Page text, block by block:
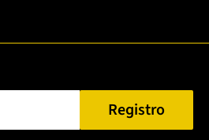
Registro